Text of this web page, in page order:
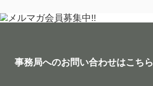
事務局へのお問い合わせはこちら